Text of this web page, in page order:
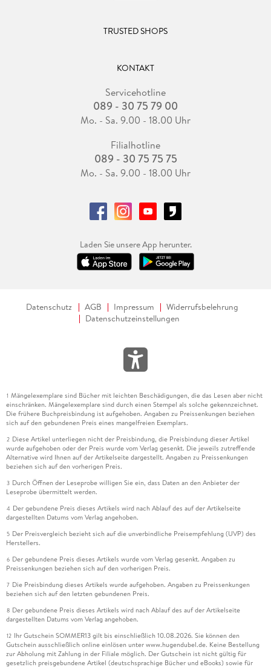
TRUSTED SHOPS
KONTAKT
Servicehotline
089 - 30 75 79 00
Mo. - Sa. 9.00 - 18.00 Uhr
Filialhotline
089 - 30 75 75 75
Mo. - Sa. 9.00 - 18.00 Uhr
Laden Sie unsere App herunter.
Datenschutz AGB Impressum
Widerrufsbelehrung
Datenschutzeinstellungen
1 Mängelexemplare sind Bücher mit leichten Beschädigungen, die das Lesen aber nicht
einschränken. Mängelexemplare sind durch einen Stempel als solche gekennzeichnet.
Die frühere Buchpreisbindung ist aufgehoben. Angaben zu Preissenkungen beziehen
sich auf den gebundenen Preis eines mangelfreien Exemplars.
2 Diese Artikel unterliegen nicht der Preisbindung, die Preisbindung dieser Artikel
wurde aufgehoben oder der Preis wurde vom Verlag gesenkt. Die jeweils zutreffende
Alternative wird Ihnen auf der Artikelseite dargestellt. Angaben zu Preissenkungen
beziehen sich auf den vorherigen Preis.
3 Durch Öffnen der Leseprobe willigen Sie ein, dass Daten an den Anbieter der
Leseprobe übermittelt werden.
4 Der gebundene Preis dieses Artikels wird nach Ablauf des auf der Artikelseite
dargestellten Datums vom Verlag angehoben.
5 Der Preisvergleich bezieht sich auf die unverbindliche Preisempfehlung (UVP) des
Herstellers.
6 Der gebundene Preis dieses Artikels wurde vom Verlag gesenkt. Angaben zu
Preissenkungen beziehen sich auf den vorherigen Preis.
7 Die Preisbindung dieses Artikels wurde aufgehoben. Angaben zu Preissenkungen
beziehen sich auf den letzten gebundenen Preis.
8 Der gebundene Preis dieses Artikels wird nach Ablauf des auf der Artikelseite
dargestellten Datums vom Verlag angehoben.
12 Ihr Gutschein SOMMER13 gilt bis einschließlich 10.08.2026. Sie können den
Gutschein ausschließlich online einlösen unter www.hugendubel.de. Keine Bestellung
zur Abholung mit Zahlung in der Filiale möglich. Der Gutschein ist nicht gültig für
gesetzlich preisgebundene Artikel (deutschsprachige Bücher und eBooks) sowie für